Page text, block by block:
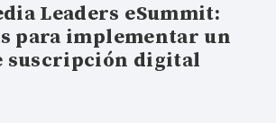
Leaders eSummit:
para implementar un
suscripción digital